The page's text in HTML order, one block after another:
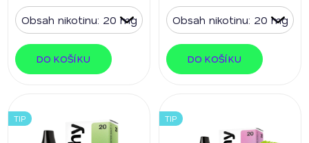
DO KOŠÍKU DO KOŠÍKU
TIP TIP